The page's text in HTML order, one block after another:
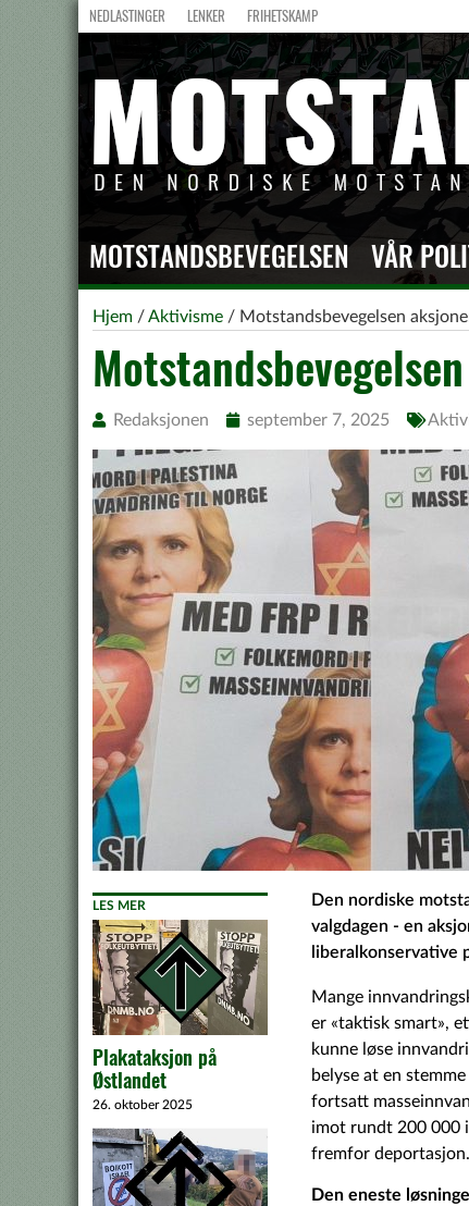
NEDLASTINGER LENKER FRIHETSKAMP
MOTSTANDSBEVEGELSEN VÅR
Hjem /Aktivisme / Motstandsbevegelsen
Redaksjonen september 7, 2025
LES MER
Plakataksjon på
Østlandet
26. oktober 2025
Den nordiske
valgdagen - en
liberalkonservative
Mange
er «taktisk smart»,
kunne løse
belyse at en
fortsatt
imot rundt 200 000
fremfor deportasjon.
Den eneste